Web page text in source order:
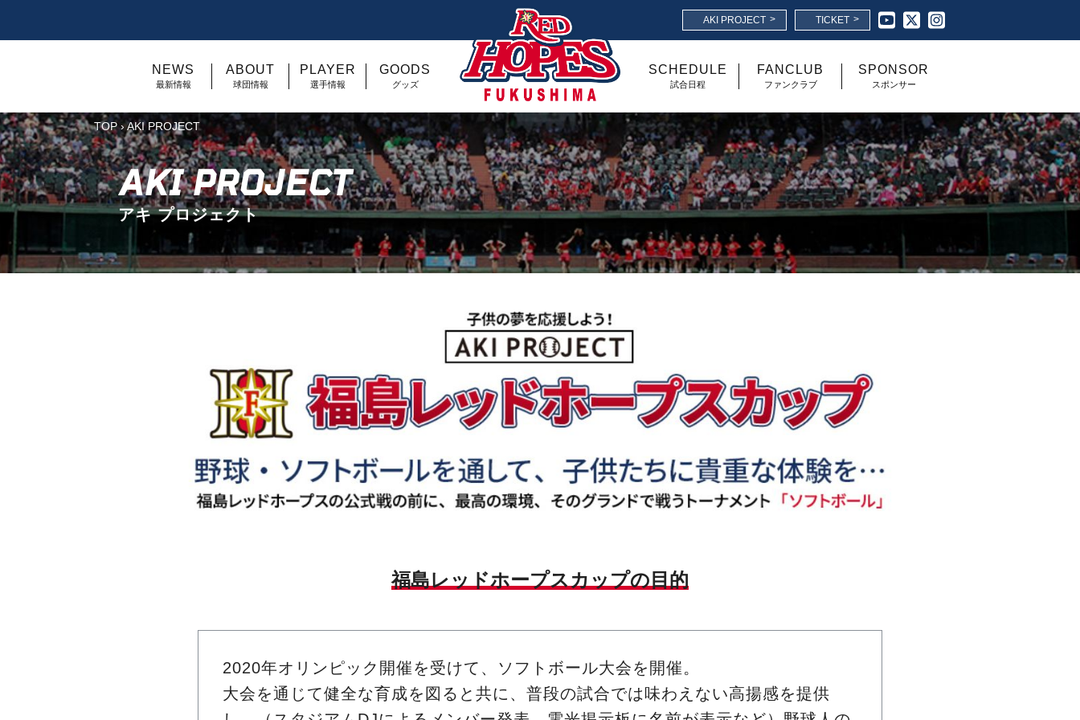
AKI PROJECT > TICKET >
NEWS
最新情報
ABOUT
球団情報
PLAYER
選手情報
GOODS
グッズ
SCHEDULE
試合日程
FANCLUB
ファンクラブ
SPONSOR
スポンサー
TOP›AKI PROJECT
AKI PROJECT
アキ プロジェクト
福島レッドホープスカップの目的
2020年オリンピック開催を受けて、ソフトボール大会を開催。
大会を通じて健全な育成を図ると共に、普段の試合では味わえない高揚感を提供